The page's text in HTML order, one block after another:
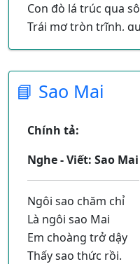
Con đò lá trúc qua
Trái mơ tròn trĩnh,
Hài hòa đường nét
Dáng em, dáng của
📘 Sao Mai
Chính tả:
Nghe - Viết: Sao Mai
Ngôi sao chăm chỉ
Là ngôi sao Mai
Em choàng trở dậy
Thấy sao thức rồi.